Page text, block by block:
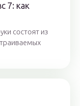
7: как
состоят из